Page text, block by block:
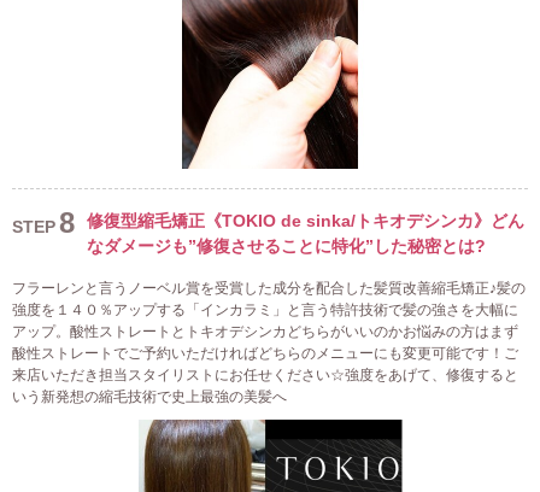
STEP8
修復型縮毛矯正《TOKIO de sinka/トキオデシンカ》どん
なダメージも”修復させることに特化”した秘密とは?
フラーレンと言うノーベル賞を受賞した成分を配合した髪質改善縮毛矯正♪髪の
強度を１４０％アップする「インカラミ」と言う特許技術で髪の強さを大幅に
アップ。酸性ストレートとトキオデシンカどちらがいいのかお悩みの方はまず
酸性ストレートでご予約いただければどちらのメニューにも変更可能です！ご
来店いただき担当スタイリストにお任せください☆強度をあげて、修復すると
いう新発想の縮毛技術で史上最強の美髪へ